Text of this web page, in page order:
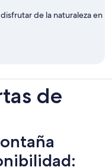
de la naturaleza en
de